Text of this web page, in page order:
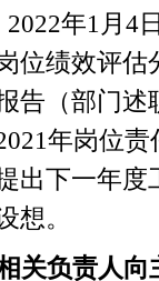
年1月4日
位绩效评估
告（部门述
年岗位
出下一年度
想。
关负责人向